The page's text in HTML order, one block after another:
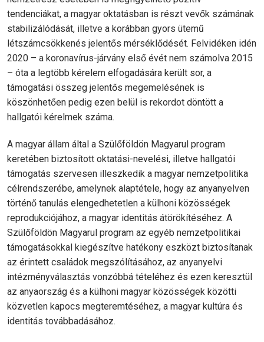
tendenciákat, a magyar oktatásban is részt vevők számának
stabilizálódását, illetve a korábban gyors ütemű
létszámcsökkenés jelentős mérséklődését. Felvidéken idén
2020 – a koronavírus-járvány első évét nem számolva 2015
– óta a legtöbb kérelem elfogadására került sor, a
támogatási összeg jelentős megemelésének is
köszönhetően pedig ezen belül is rekordot döntött a
hallgatói kérelmek száma.
A magyar állam által a Szülőföldön Magyarul program
keretében biztosított oktatási-nevelési, illetve hallgatói
támogatás szervesen illeszkedik a magyar nemzetpolitika
célrendszerébe, amelynek alaptétele, hogy az anyanyelven
történő tanulás elengedhetetlen a külhoni közösségek
reprodukciójához, a magyar identitás átörökítéséhez. A
Szülőföldön Magyarul program az egyéb nemzetpolitikai
támogatásokkal kiegészítve hatékony eszközt biztosítanak
az érintett családok megszólításához, az anyanyelvi
intézményválasztás vonzóbbá tételéhez és ezen keresztül
az anyaország és a külhoni magyar közösségek közötti
közvetlen kapocs megteremtéséhez, a magyar kultúra és
identitás továbbadásához.